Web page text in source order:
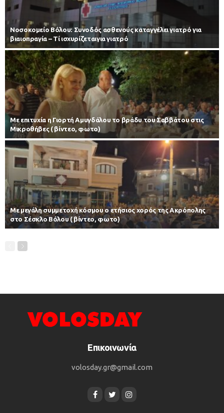
Νοσοκομείο Βόλου: Συνοδός ασθενούς καταγγέλει γιατρό για
βιαιοπραγία – Τί ισχυρίζεταιγια γιατρό
Με επιτυχία η Γιορτή Αμυγδάλου το βράδυ του Σαββάτου στις
Μικροθήβες ( βίντεο, φωτο)
Με μεγάλη συμμετοχή κόσμου ο ετήσιος χορός της Ακρόπολης
στο Σέσκλο Βόλου ( βίντεο, φωτο)
Επικοινωνία
volosday.gr@gmail.com